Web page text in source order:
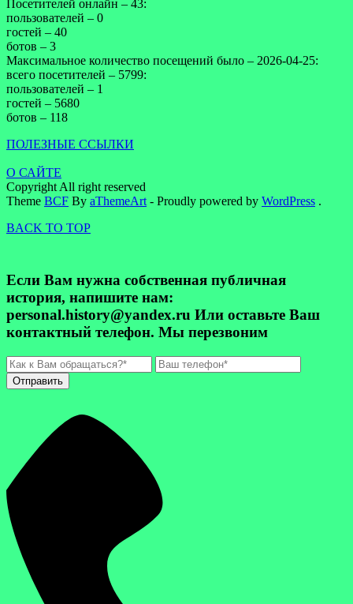
Посетителей онлайн – 43:
пользователей – 0
гостей – 40
ботов – 3
Максимальное количество посещений было – 2026-04-25:
всего посетителей – 5799:
пользователей – 1
гостей – 5680
ботов – 118
ПОЛЕЗНЫЕ ССЫЛКИ
О САЙТЕ
Copyright All right reserved
Theme BCF By aThemeArt - Proudly powered by WordPress .
BACK TO TOP
Если Вам нужна собственная публичная
история, напишите нам:
personal.history@yandex.ru Или оставьте Ваш
контактный телефон. Мы перезвоним
Отправить